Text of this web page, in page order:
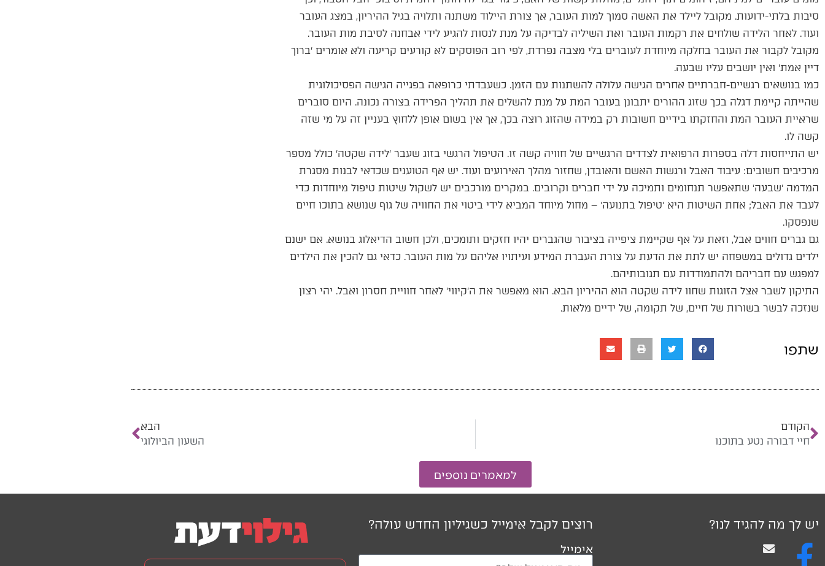
סיבות בלתי-ידועות. מקובל ליילד את האשה סמוך למות העובר, אך צורת היילוד משתנה ותלויה בגיל ההיריון, במצג העובר
ועוד. לאחר הלידה שולחים את רקמות העובר ואת השיליה לבדיקה על מנת לנסות להגיע לידי אבחנה לסיבת מות העובר.
מקובל לקבור את העובר בחלקה מיוחדת לעוברים בלי מצבה נפרדת, לפי רוב הפוסקים לא קורעים קריעה ולא אומרים ׳ברוך
דיין אמת׳ ואין יושבים עליו שבעה.
כמו בנושאים רגשיים-חברתיים אחרים הגישה עלולה להשתנות עם הזמן. כשעבדתי כרופאה בפגייה הגישה הפסיכולוגית
שהייתה קיימת דגלה בכך שזוג ההורים יתבונן בעובר המת על מנת להשלים את תהליך הפרידה בצורה נכונה. היום סוברים
שראיית העובר המת והחזקתו בידיים חשובות רק במידה שהזוג רוצה בכך, אך אין בשום אופן ללחוץ בעניין זה על מי שזה
קשה לו.
יש התייחסות דלה בספרות הרפואית לצדדים הרגשיים של חוויה קשה זו. הטיפול הרגשי בזוג שעבר ׳לידה שקטה׳ כולל מספר
מרכיבים חשובים: עיבוד האבל ורגשות האשם והאובדן, שחזור מהלך האירועים ועוד. יש אף הטוענים שכדאי לבנות מסגרת
המדמה ׳שבעה׳ שתאפשר תנחומים ותמיכה על ידי חברים וקרובים. במקרים מורכבים יש לשקול שיטות טיפול מיוחדות כדי
לעבד את האבל; אחת השיטות היא ׳טיפול בתנועה׳ – מחול מיוחד המביא לידי ביטוי את החוויה של גוף שנושא בתוכו חיים
שנפסקו.
גם גברים חווים אבל, וזאת על אף שקיימת ציפייה בציבור שהגברים יהיו חזקים ותומכים, ולכן חשוב הדיאלוג בנושא. אם ישנם
ילדים גדולים במשפחה יש לתת את הדעת על צורת העברת המידע ועיתויו אליהם על מות העובר. כדאי גם להכין את הילדים
למפגש עם חבריהם ולהתמודדות עם תגובותיהם.
התיקון לשבר אצל הזוגות שחוו לידה שקטה הוא ההיריון הבא. הוא מאפשר את ה׳קיווי׳ לאחר חוויית חסרון ואבל. יהי רצון
שנזכה לבשר בשורות של חיים, של תקומה, של ידיים מלאות.
שתפו
הקודם
חיי דבורה נטע בתוכנו
הבא
השעון הביולוגי
למאמרים נוספים
יש לך מה להגיד לנו? רוצים לקבל אימייל כשגיליון החדש עולה?
אימייל